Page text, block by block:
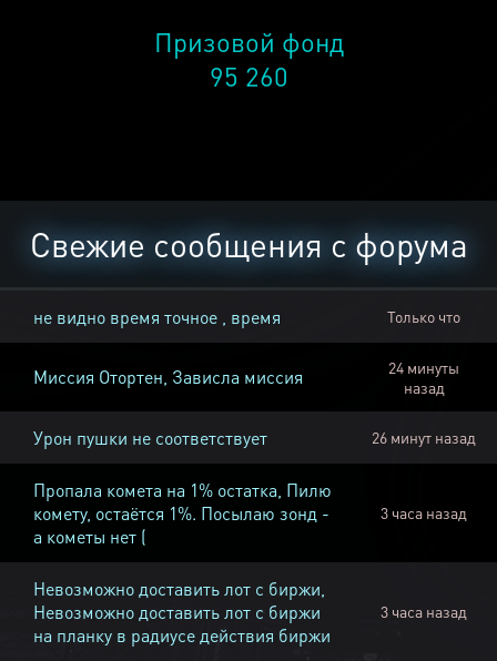
Призовой фонд
95 260
Свежие сообщения с форума
не видно время точное , время Только что
Миссия Отортен, Зависла миссия
24 минуты
назад
Урон пушки не соответствует 26 минут назад
Пропала комета на 1% остатка, Пилю
комету, остаётся 1%. Посылаю зонд -
а кометы нет (
3 часа назад
Невозможно доставить лот с биржи,
Невозможно доставить лот с биржи
на планку в радиусе действия биржи
3 часа назад